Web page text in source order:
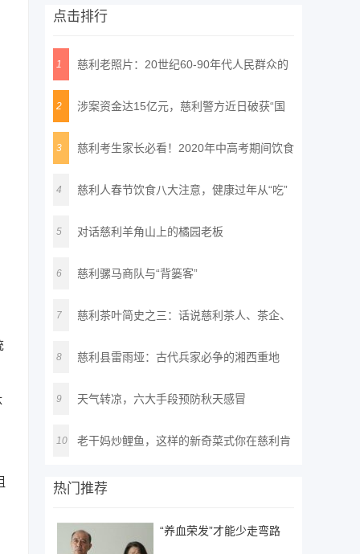
点击排行
1 慈利老照片：20世纪60-90年代人民群众的
2 涉案资金达15亿元，慈利警方近日破获“国
3 慈利考生家长必看！2020年中高考期间饮食
4 慈利人春节饮食八大注意，健康过年从“吃”
5 对话慈利羊角山上的橘园老板
6 慈利骡马商队与“背篓客”
7 慈利茶叶简史之三：话说慈利茶人、茶企、
8 慈利县雷雨垭：古代兵家必争的湘西重地
9 天气转凉，六大手段预防秋天感冒
10 老干妈炒鲤鱼，这样的新奇菜式你在慈利肯
热门推荐
“养血荣发”才能少走弯路